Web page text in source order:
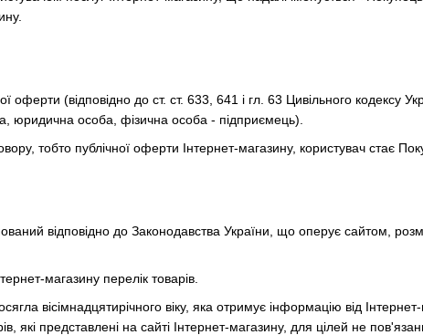
оферти (відповідно до ст. ст. 633, 641 і гл. 63 Цивільного кодексу
юридична особа, фізична особа - підприємець).
тобто публічної оферти Інтернет-магазину, користувач стає
відповідно до Законодавства України, що оперує сайтом,
магазину перелік товарів.
вісімнадцятирічного віку, яка отримує інформацію від
які представлені на сайті Інтернет-магазину, для цілей не